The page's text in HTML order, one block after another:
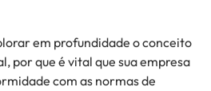
em profundidade o conceito
por que é vital que sua empresa
com as normas de